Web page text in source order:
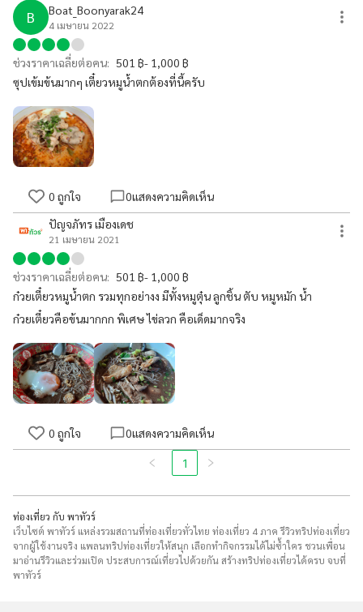
B Boat_Boonyarak24
4 เมษายน 2022
ช่วงราคาเฉลี่ยต่อคน: 501 ฿- 1,000 ฿
ซุปเข้มข้นมากๆ เตี๋ยวหมูน้ำตกต้องที่นี้ครับ
0 ถูกใจ 0แสดงความคิดเห็น
ปัญจภัทร เมืองเดช
21 เมษายน 2021
ช่วงราคาเฉลี่ยต่อคน: 501 ฿- 1,000 ฿
ก๋วยเตี๋ยวหมูน้ำตก รวมทุกอย่างง มีทั้งหมูตุ๋น ลูกชิ้น ตับ หมูหมัก น้ำ
ก๋วยเตี๋ยวคือข้นมากกก พิเศษ ไข่ลวก คือเด็ดมากจริง
0 ถูกใจ 0แสดงความคิดเห็น
1
ท่องเที่ยว กับ พาทัวร์
เว็บไซต์ พาทัวร์ แหล่งรวมสถานที่ท่องเที่ยวทั่วไทย ท่องเที่ยว 4 ภาค รีวิวทริปท่องเที่ยว
จากผู้ใช้งานจริง แพลนทริปท่องเที่ยวให้สนุก เลือกทำกิจกรรมได้ไม่ซ้ำใคร ชวนเพื่อน
มาอ่านรีวิวและร่วมเปิด ประสบการณ์เที่ยวไปด้วยกัน สร้างทริปท่องเที่ยวได้ครบ จบที่
พาทัวร์